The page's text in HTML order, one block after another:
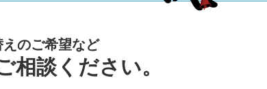
のご希望など
相談ください。